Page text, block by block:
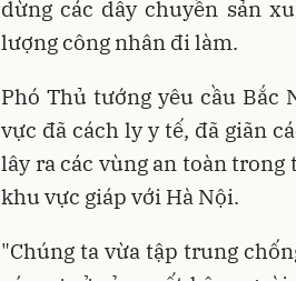
dừng các dây chuyền sản
lượng công nhân đi làm.
Phó Thủ tướng yêu cầu Bắc
vực đã cách ly y tế, đã giãn
lây ra các vùng an toàn
khu vực giáp với Hà Nội.
"Chúng ta vừa tập trung